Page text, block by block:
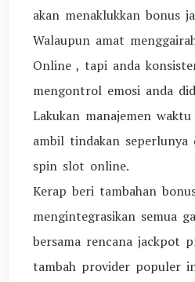
akan menaklukkan bonus
Walaupun amat
Online , tapi anda
mengontrol emosi anda
Lakukan manajemen
ambil tindakan seperlunya
spin slot online.
Kerap beri tambahan
mengintegrasikan semua
bersama rencana jackpot
tambah provider populer